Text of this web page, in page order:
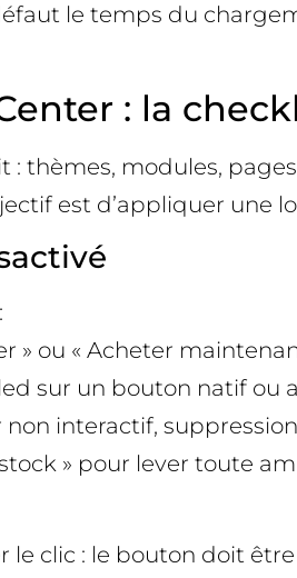
le temps du
: la
thèmes, modules,
est d’appliquer une
» ou « Acheter
sur un bouton natif ou
interactif,
» pour lever toute
le clic : le bouton doit